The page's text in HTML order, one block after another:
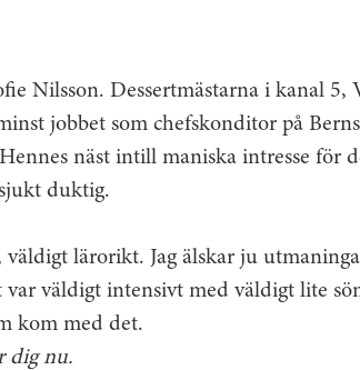
Nilsson. Dessertmästarna i kanal 5,
jobbet som chefskonditor på
näst intill maniska intresse för
duktig.
väldigt lärorikt. Jag älskar ju
var väldigt intensivt med väldigt lite
kom med det.
dig nu.